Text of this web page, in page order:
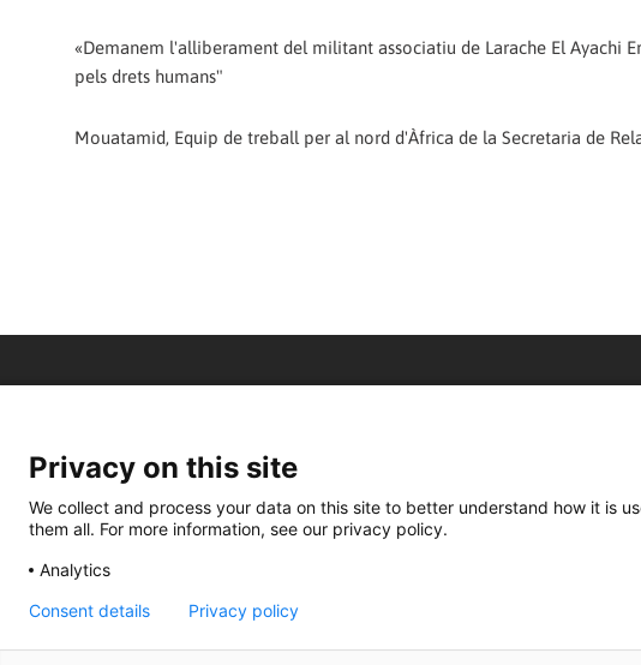
«Demanem l'alliberament del militant associatiu de Larache El Ayachi
pels drets humans"
Mouatamid, Equip de treball per al nord d'Àfrica de la Secretaria de
Privacy on this site
We collect and process your data on this site to better understand how it is
them all. For more information, see our privacy policy.
Analytics
Consent details Privacy policy